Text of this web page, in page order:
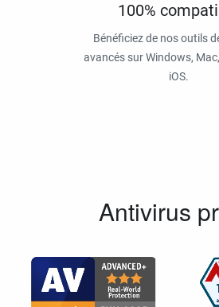
100%
Bénéficiez de nos outils
avancés sur Windows,
iOS.
Antivirus